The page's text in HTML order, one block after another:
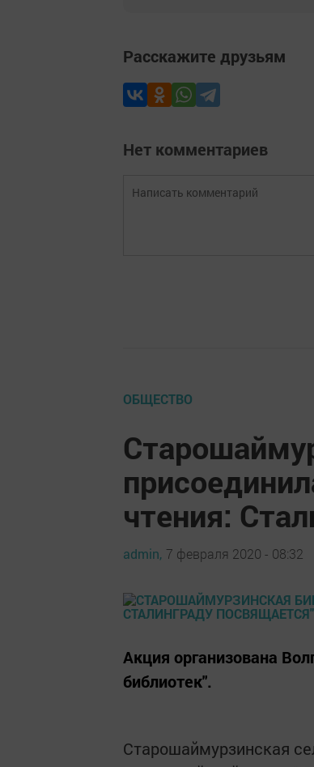
Расскажите друзьям
Нет комментариев
ОБЩЕСТВО
чтения:
admin, 7 февраля 2020 - 08:32
Акция организована
библиотек".
Старошаймурзинская